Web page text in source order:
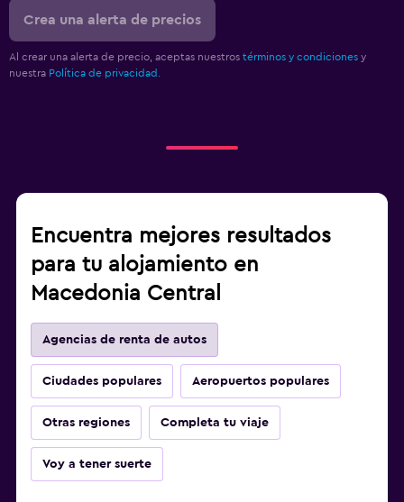
Crea una alerta de precios
Al crear una alerta de precio, aceptas nuestros términos y condiciones y
nuestra Política de privacidad.
Encuentra mejores resultados
para tu alojamiento en
Macedonia Central
Agencias de renta de autos
Ciudades populares Aeropuertos populares
Otras regiones Completa tu viaje
Voy a tener suerte